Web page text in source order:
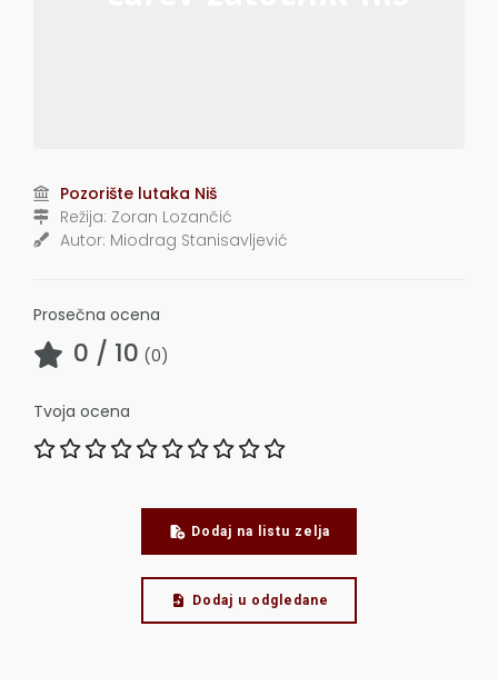
Pozorište lutaka Niš
Režija: Zoran Lozančić
Autor: Miodrag Stanisavljević
Prosečna ocena
0 / 10 (0)
Tvoja ocena
Dodaj na listu zelja
Dodaj u odgledane